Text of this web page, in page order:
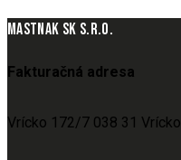
MASTNAK SK S.R.O.
Fakturačná adresa
Vrícko 172/7 038 31 Vrícko